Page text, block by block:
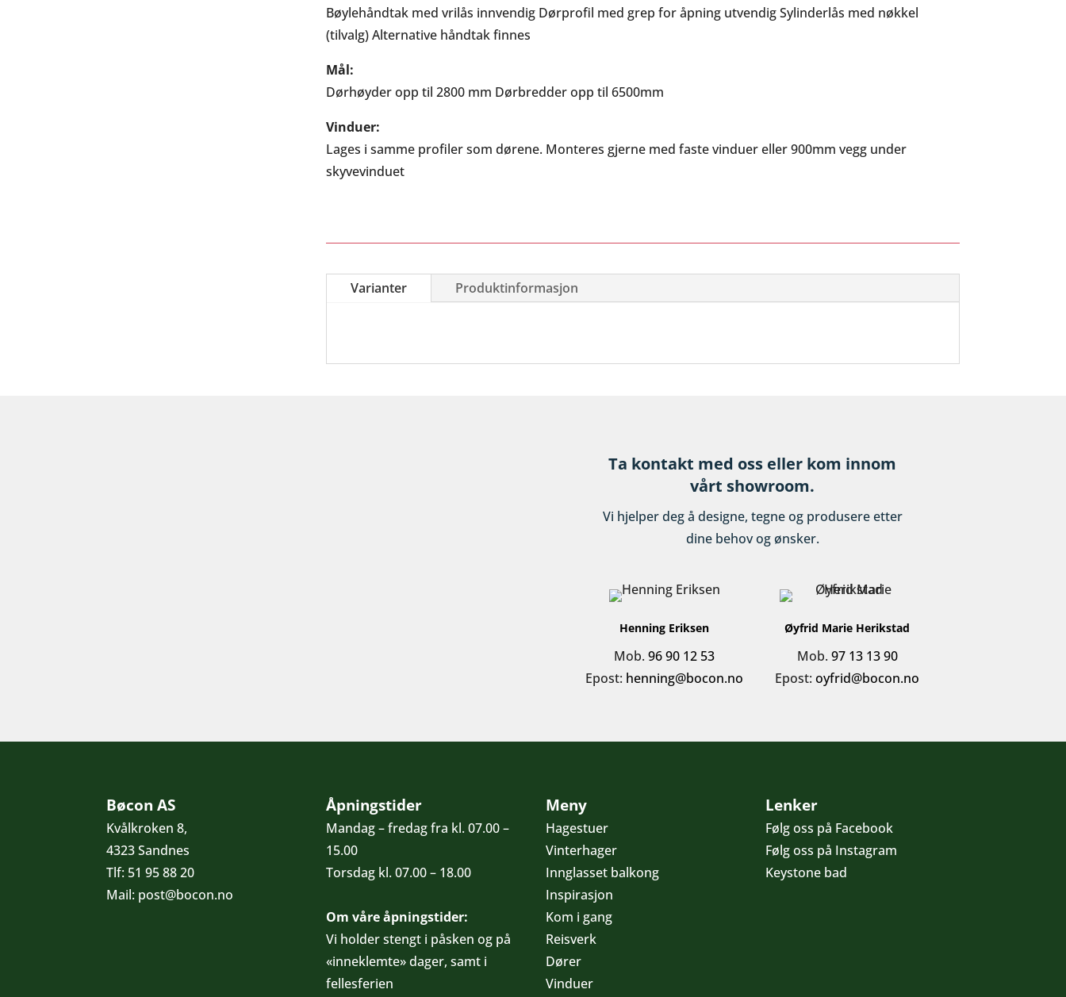
Bøylehåndtak med vrilås innvendig Dørprofil med grep for åpning utvendig Sylinderlås med nøkkel
(tilvalg) Alternative håndtak finnes
Mål:
Dørhøyder opp til 2800 mm Dørbredder opp til 6500mm
Vinduer:
Lages i samme profiler som dørene. Monteres gjerne med faste vinduer eller 900mm vegg under
skyvevinduet
Varianter Produktinformasjon
Ta kontakt med oss eller kom innom
vårt showroom.
Vi hjelper deg å designe, tegne og produsere etter
dine behov og ønsker.
Henning Eriksen
Mob.96 90 12 53
Epost: henning@bocon.no
Øyfrid Marie Herikstad
Mob. 97 13 13 90
Epost:oyfrid@bocon.no
Bøcon AS
Kvålkroken 8,
4323 Sandnes
Tlf: 51 95 88 20
Mail: post@bocon.no
Åpningstider
Mandag – fredag fra kl. 07.00 –
15.00
Torsdag kl. 07.00 – 18.00
Om våre åpningstider:
Vi holder stengt i påsken og på
«inneklemte» dager, samt i
fellesferien
Meny
Hagestuer
Vinterhager
Innglasset balkong
Inspirasjon
Kom i gang
Reisverk
Dører
Vinduer
Lenker
Følg oss på Facebook
Følg oss på Instagram
Keystone bad